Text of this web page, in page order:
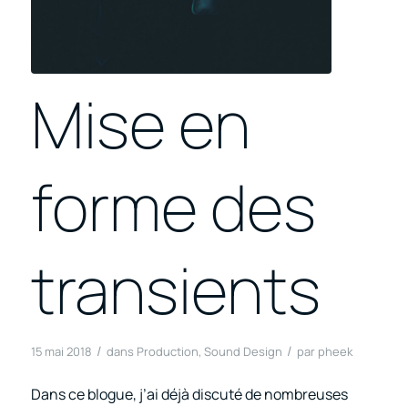
Mise en
forme des
transients
15 mai 2018 / dans Production, Sound Design / par pheek
Dans ce blogue, j’ai déjà discuté de nombreuses